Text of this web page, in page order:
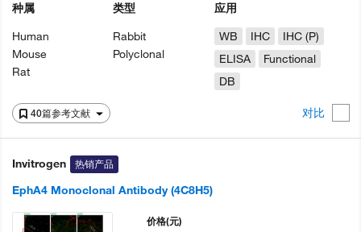
40篇参考文献 对比
种属
Human
Mouse
Rat
类型
Rabbit
Polyclonal
应用
WB
IHC
IHC (P)
ELISA
Functional
DB
Invitrogen 热销产品
EphA4 Monoclonal Antibody (4C8H5)
价格(元)